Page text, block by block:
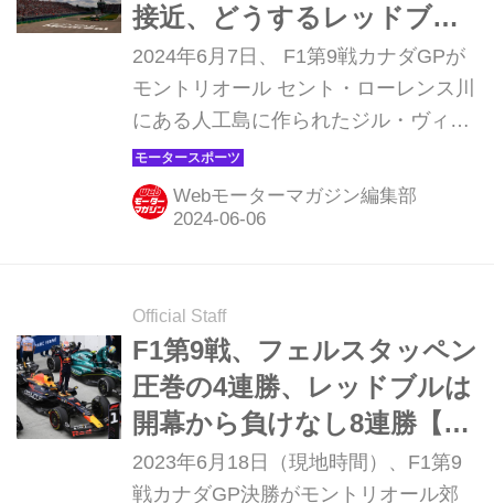
接近、どうするレッドブ
ル！？【カナダGP プレビ
ュー】
2024年6月7日、 F1第9戦カナダGPが
モントリオール セント・ローレンス川
にある人工島に作られたジル・ヴィル
ヌーヴ・サーキットで開幕する。モナ
コほど特殊なコースではないが、パー
マネントサーキットとは異なる半公道
Webモーターマガジン編集部
Official Staff
F1第9戦、フェルスタッペン
圧巻の4連勝、レッドブルは
開幕から負けなし8連勝【カ
ナダGP決勝】
2023年6月18日（現地時間）、F1第9
戦カナダGP決勝がモントリオール郊